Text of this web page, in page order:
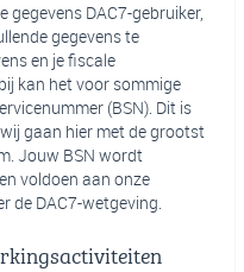
gegevens DAC7-gebruiker,
gegevens te
en je fiscale
kan het voor sommige
(BSN). Dit is
gaan hier met de grootst
Jouw BSN wordt
voldoen aan onze
de DAC7-wetgeving.